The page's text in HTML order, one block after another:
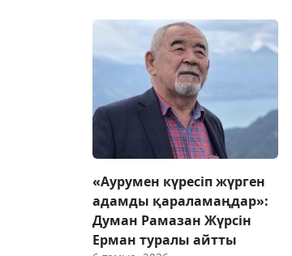
«Аурумен күресіп жүрген
адамды қараламаңдар»:
Думан Рамазан Жүрсін
Ерман туралы айтты